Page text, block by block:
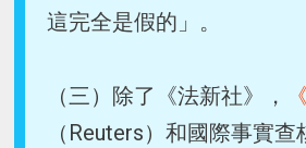
這完全是假的」。
（三）除了《法新社》，
（Reuters）和國際事實查